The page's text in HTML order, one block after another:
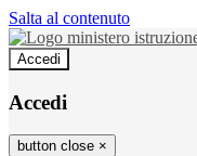
Salta al contenuto
Accedi
Accedi
button close ×